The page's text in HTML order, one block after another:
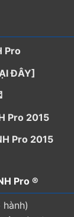
Pro
ĐÂY]
Pro 2015
Pro 2015
Pro ®